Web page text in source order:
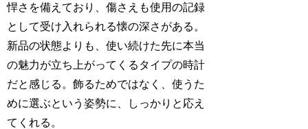
悍さを備えており、傷さえも使用の記録
として受け入れられる懐の深さがある。
新品の状態よりも、使い続けた先に本当
の魅力が立ち上がってくるタイプの時計
だと感じる。飾るためではなく、使うた
めに選ぶという姿勢に、しっかりと応え
てくれる。